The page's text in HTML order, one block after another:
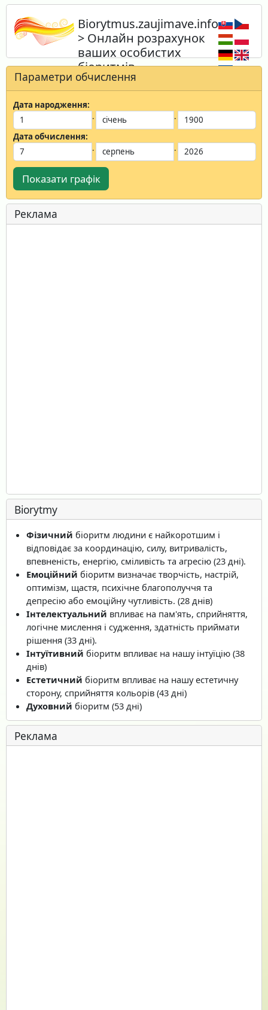
Biorytmus.zaujimave.info
> Онлайн розрахунок
ваших особистих
біоритмів
Обчисліть свій біоритм онлайн
негайно й безкоштовно для вас або
для ваших знайомих.
Параметри обчислення
Дата народження:
.
.
Дата обчислення:
.
.
Показати графік
Реклама
Biorytmy
Фізичний біоритм людини є найкоротшим і
відповідає за координацію, силу, витривалість,
впевненість, енергію, сміливість та агресію (23 дні).
Емоційний біоритм визначає творчість, настрій,
оптимізм, щастя, психічне благополуччя та
депресію або емоційну чутливість. (28 днів)
Інтелектуальний впливає на пам'ять, сприйняття,
логічне мислення і судження, здатність приймати
рішення (33 дні).
Інтуїтивний біоритм впливає на нашу інтуїцію (38
днів)
Естетичний біоритм впливає на нашу естетичну
сторону, сприйняття кольорів (43 дні)
Духовний біоритм (53 дні)
Реклама